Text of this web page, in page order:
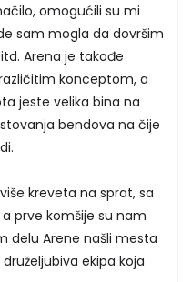
omogućili su mi
sam mogla da dovršim
Arena je takođe
konceptom, a
jeste velika bina na
bendova na čije
kreveta na sprat, sa
prve komšije su nam
delu Arene našli mesta
ekipa koja